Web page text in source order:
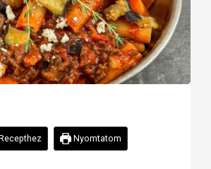
Nyomtatom